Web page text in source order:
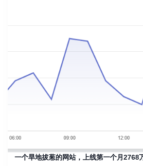
一个旱地拔葱的网站，上线第一个月2768